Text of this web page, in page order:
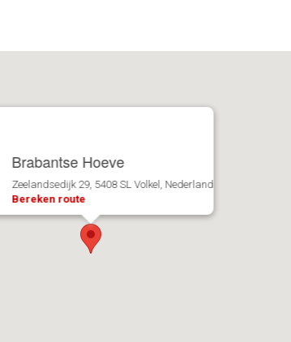
Brabantse Hoeve
Zeelandsedijk 29, 5408 SL Volkel, Nederland
Bereken route